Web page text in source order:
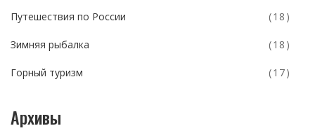
Путешествия по России (18)
Зимняя рыбалка (18)
Горный туризм (17)
Архивы